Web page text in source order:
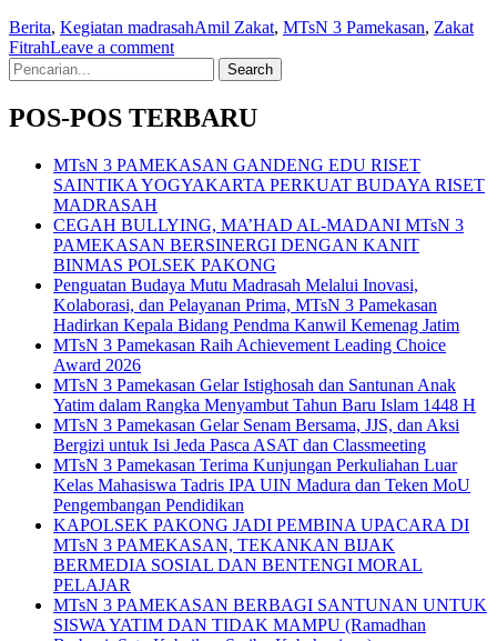
Berita, Kegiatan madrasahAmil Zakat, MTsN 3 Pamekasan, Zakat
FitrahLeave a comment
Search
for:
POS-POS TERBARU
MTsN 3 PAMEKASAN GANDENG EDU RISET
SAINTIKA YOGYAKARTA PERKUAT BUDAYA RISET
MADRASAH
CEGAH BULLYING, MA’HAD AL-MADANI MTsN 3
PAMEKASAN BERSINERGI DENGAN KANIT
BINMAS POLSEK PAKONG
Penguatan Budaya Mutu Madrasah Melalui Inovasi,
Kolaborasi, dan Pelayanan Prima, MTsN 3 Pamekasan
Hadirkan Kepala Bidang Pendma Kanwil Kemenag Jatim
MTsN 3 Pamekasan Raih Achievement Leading Choice
Award 2026
MTsN 3 Pamekasan Gelar Istighosah dan Santunan Anak
Yatim dalam Rangka Menyambut Tahun Baru Islam 1448 H
MTsN 3 Pamekasan Gelar Senam Bersama, JJS, dan Aksi
Bergizi untuk Isi Jeda Pasca ASAT dan Classmeeting
MTsN 3 Pamekasan Terima Kunjungan Perkuliahan Luar
Kelas Mahasiswa Tadris IPA UIN Madura dan Teken MoU
Pengembangan Pendidikan
KAPOLSEK PAKONG JADI PEMBINA UPACARA DI
MTsN 3 PAMEKASAN, TEKANKAN BIJAK
BERMEDIA SOSIAL DAN BENTENGI MORAL
PELAJAR
MTsN 3 PAMEKASAN BERBAGI SANTUNAN UNTUK
SISWA YATIM DAN TIDAK MAMPU (Ramadhan